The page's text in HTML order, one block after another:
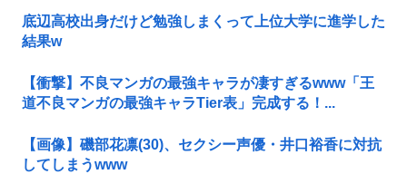
底辺高校出身だけど勉強しまくって上位大学に進学した
結果w
【衝撃】不良マンガの最強キャラが凄すぎるwww「王
道不良マンガの最強キャラTier表」完成する！...
【画像】磯部花凛(30)、セクシー声優・井口裕香に対抗
してしまうwww